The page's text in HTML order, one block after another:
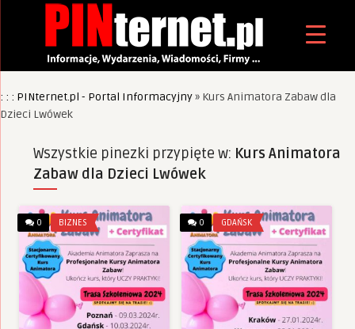
: : : PINternet.pl - Portal Informacyjny» Kurs Animatora Zabaw dla
Dzieci Lwówek
Wszystkie pinezki przypięte w: Kurs Animatora
Zabaw dla Dzieci Lwówek
0 BIZNES 0 GDAŃSK